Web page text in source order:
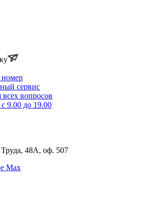
сервис
всех вопросов
9.00 до 19.00
48А, оф. 507
Max